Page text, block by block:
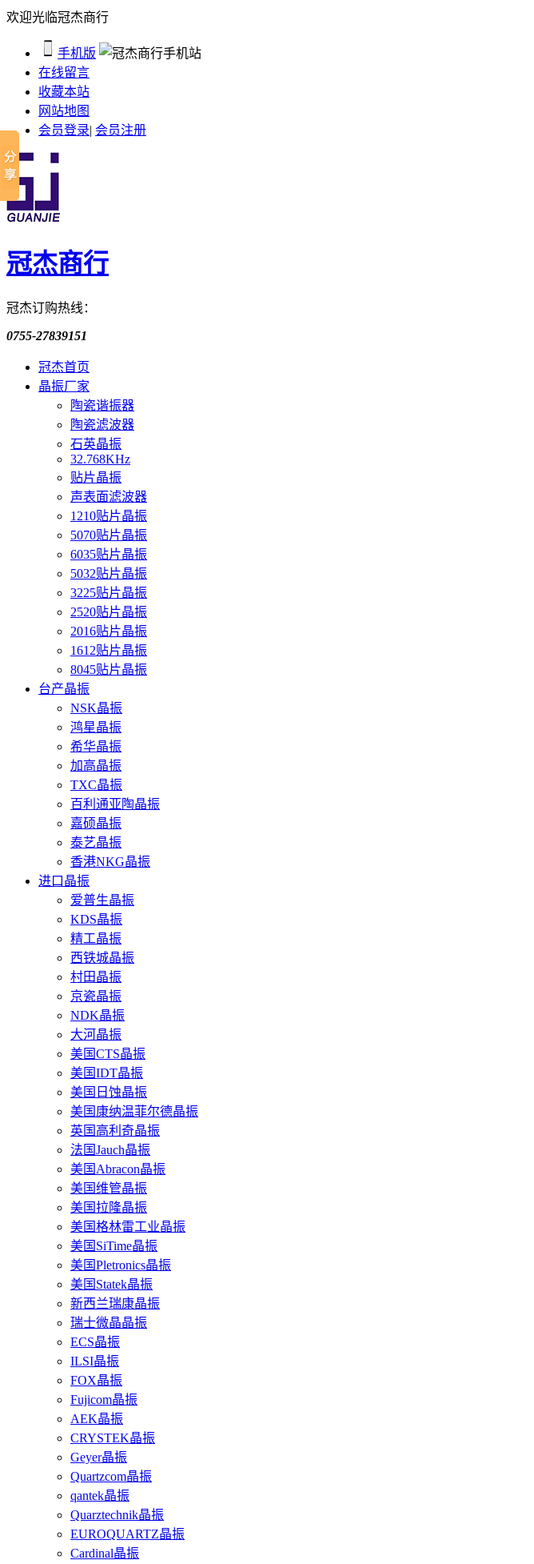
欢迎光临冠杰商行
手机版
在线留言
收藏本站
网站地图
会员登录| 会员注册
冠杰商行
冠杰订购热线：
0755-27839151
冠杰首页
晶振厂家
陶瓷谐振器
陶瓷滤波器
石英晶振
32.768KHz
贴片晶振
声表面滤波器
1210贴片晶振
5070贴片晶振
6035贴片晶振
5032贴片晶振
3225贴片晶振
2520贴片晶振
2016贴片晶振
1612贴片晶振
8045贴片晶振
台产晶振
NSK晶振
鸿星晶振
希华晶振
加高晶振
TXC晶振
百利通亚陶晶振
嘉硕晶振
泰艺晶振
香港NKG晶振
进口晶振
爱普生晶振
KDS晶振
精工晶振
西铁城晶振
村田晶振
京瓷晶振
NDK晶振
大河晶振
美国CTS晶振
美国IDT晶振
美国日蚀晶振
美国康纳温菲尔德晶振
英国高利奇晶振
法国Jauch晶振
美国Abracon晶振
美国维管晶振
美国拉隆晶振
美国格林雷工业晶振
美国SiTime晶振
美国Pletronics晶振
美国Statek晶振
新西兰瑞康晶振
瑞士微晶晶振
ECS晶振
ILSI晶振
FOX晶振
Fujicom晶振
AEK晶振
CRYSTEK晶振
Geyer晶振
Quartzcom晶振
qantek晶振
Quarztechnik晶振
EUROQUARTZ晶振
Cardinal晶振